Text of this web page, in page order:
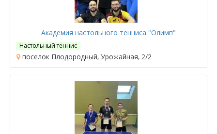
Академия настольного тенниса "Олимп"
Настольный теннис
поселок Плодородный, Урожайная, 2/2